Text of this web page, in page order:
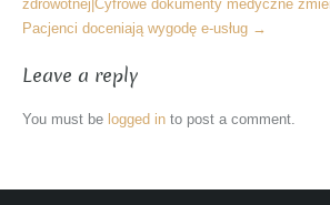
zdrowotnej|Cyfrowe dokumenty medyczne
Pacjenci doceniają wygodę e-usług →
Leave a reply
You must be logged in to post a comment.